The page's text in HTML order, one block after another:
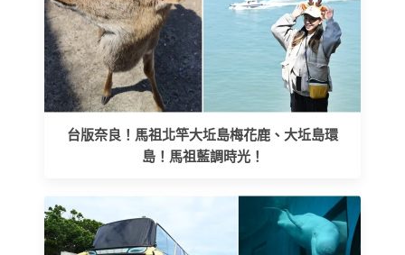
台版奈良！馬祖北竿大坵島梅花鹿、大坵島環
島！馬祖藍調時光！